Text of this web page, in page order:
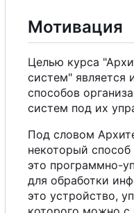
Мотивация
Целью курса
систем" является
способов
систем под их
Под словом
некоторый
это программно-
для обработки
это устройство,